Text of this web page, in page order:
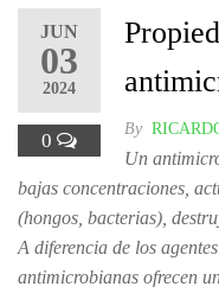
JUN
03
2024
0
By
Un
bajas concentraciones,
(hongos, bacterias),
A diferencia de los
antimicrobianas ofrecen